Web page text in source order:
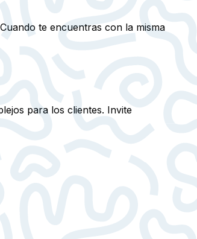
Cuando te encuentras con la misma
para los clientes. Invite